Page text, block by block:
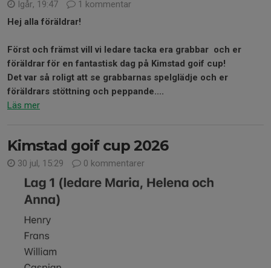
Igår, 19:47
1 kommentar
Hej alla föräldrar!
Först och främst vill vi ledare tacka era grabbar och er
föräldrar för en fantastisk dag på Kimstad goif cup!
Det var så roligt att se grabbarnas spelglädje och er
föräldrars stöttning och peppande....
Läs mer
Kimstad goif cup 2026
30 jul, 15:29 0 kommentarer